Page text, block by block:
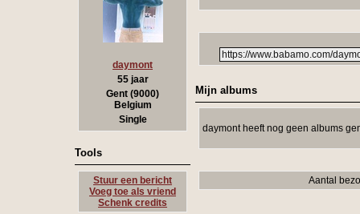
daymont
55 jaar
Gent (9000)
Belgium
Single
Tools
Stuur een bericht
Voeg toe als vriend
Schenk credits
Mijn albums
daymont heeft nog geen albums
Aantal